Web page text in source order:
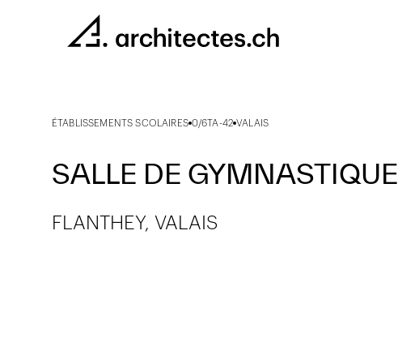
ÉTABLISSEMENTS SCOLAIRES 0/6TA-42 VALAIS
SALLE DE GYMNASTIQUE
FLANTHEY, VALAIS